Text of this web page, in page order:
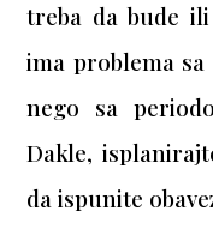
treba da bude ili
ima problema
nego sa
Dakle,
da ispunite